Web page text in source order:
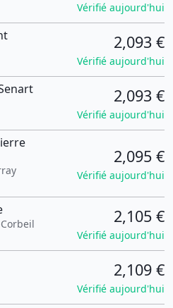
Vérifié aujourd'hui
2,093 €
Vérifié aujourd'hui
2,093 €
Vérifié aujourd'hui
2,095 €
Vérifié aujourd'hui
2,105 €
Vérifié aujourd'hui
2,109 €
Vérifié aujourd'hui